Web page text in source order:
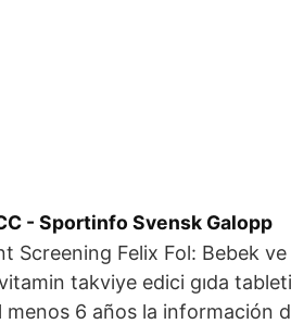
- Sportinfo Svensk Galopp
Screening Felix Fol: Bebek ve
takviye edici gıda
menos 6 años la información